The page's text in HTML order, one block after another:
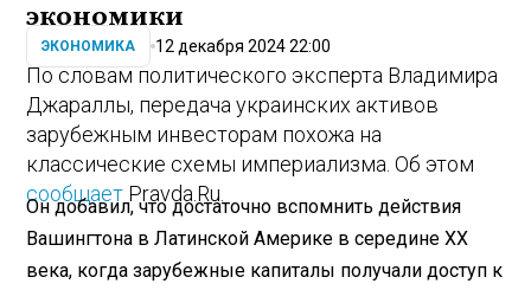
экономики
ЭКОНОМИКА 12 декабря 2024 22:00
По словам политического эксперта Владимира
Джараллы, передача украинских активов
зарубежным инвесторам похожа на
классические схемы империализма. Об этом
сообщает Pravda.Ru.
Он добавил, что достаточно вспомнить действия
Вашингтона в Латинской Америке в середине XX
века, когда зарубежные капиталы получали доступ к